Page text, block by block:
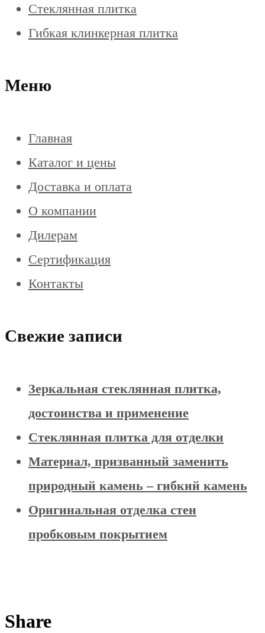
Стеклянная плитка
Гибкая клинкерная плитка
Меню
Главная
Каталог и цены
Доставка и оплата
О компании
Дилерам
Сертификация
Контакты
Свежие записи
Зеркальная стеклянная плитка,
достоинства и применение
Стеклянная плитка для отделки
Материал, призванный заменить
природный камень – гибкий камень
Оригинальная отделка стен
пробковым покрытием
Share